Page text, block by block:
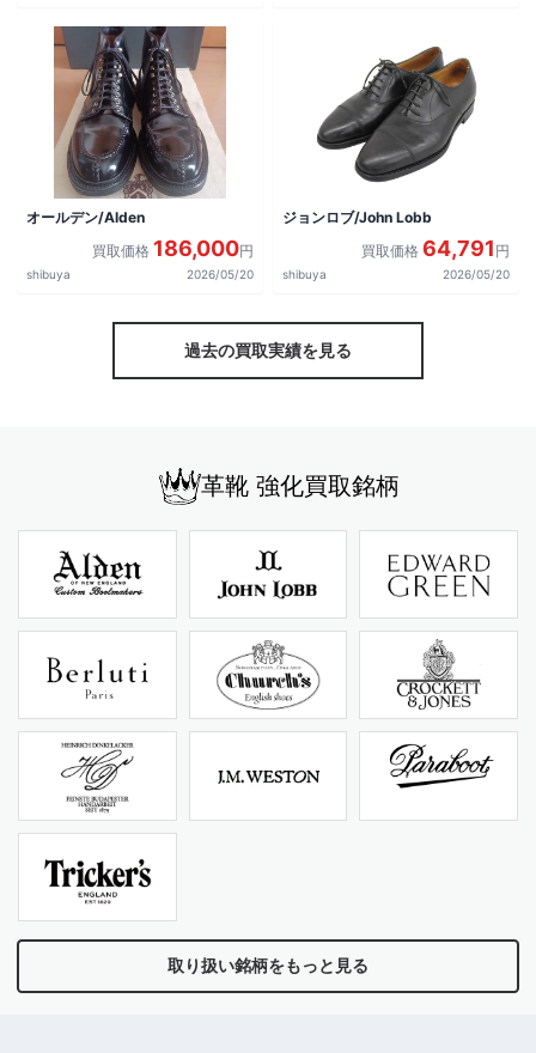
オールデン/Alden
買取価格 186,000円
shibuya 2026/05/20
ジョンロブ/John Lobb
買取価格 64,791 円
shibuya 2026/05/20
過去の買取実績を見る
革靴 強化買取銘柄
取り扱い銘柄をもっと見る